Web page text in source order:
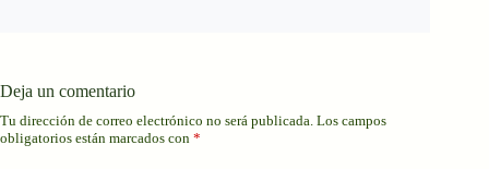
Deja un comentario
Tu dirección de correo electrónico no será publicada. Los campos
obligatorios están marcados con *